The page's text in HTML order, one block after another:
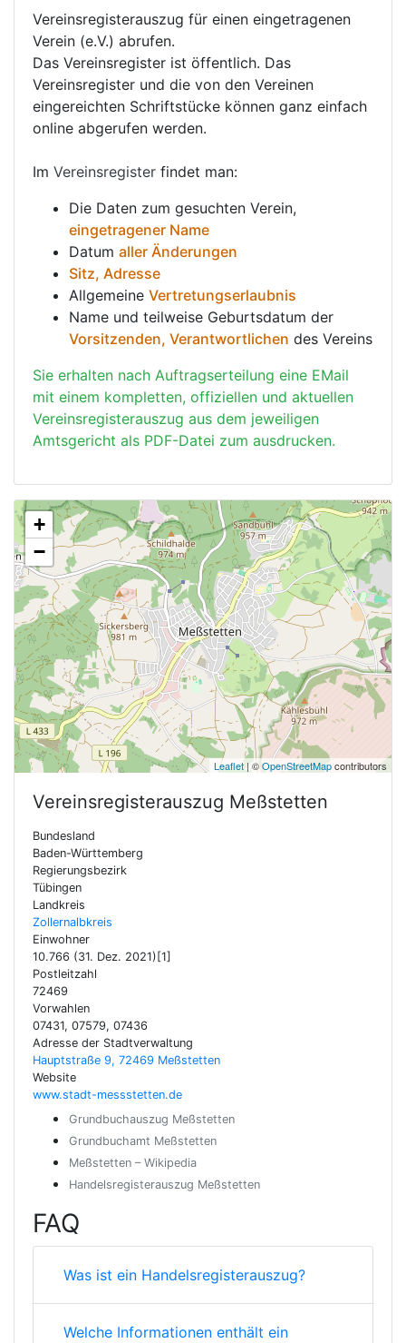
Vereinsregisterauszug für einen eingetragenen
Verein (e.V.) abrufen.
Das Vereinsregister ist öffentlich. Das
Vereinsregister und die von den Vereinen
eingereichten Schriftstücke können ganz einfach
online abgerufen werden.
Im Vereinsregister findet man:
Die Daten zum gesuchten Verein,
eingetragener Name
Datum aller Änderungen
Sitz, Adresse
Allgemeine Vertretungserlaubnis
Name und teilweise Geburtsdatum der
Vorsitzenden, Verantwortlichen des Vereins
Sie erhalten nach Auftragserteilung eine EMail
mit einem kompletten, offiziellen und aktuellen
Vereinsregisterauszug aus dem jeweiligen
Amtsgericht als PDF-Datei zum ausdrucken.
+
−
Leaflet | ©OpenStreetMapcontributors
Vereinsregisterauszug Meßstetten
Bundesland
Baden-Württemberg
Regierungsbezirk
Tübingen
Landkreis
Zollernalbkreis
Einwohner
10.766 (31. Dez. 2021)[1]
Postleitzahl
72469
Vorwahlen
07431, 07579, 07436
Adresse der Stadtverwaltung
Hauptstraße 9, 72469 Meßstetten
Website
www.stadt-messstetten.de
Grundbuchauszug Meßstetten
Grundbuchamt Meßstetten
Meßstetten – Wikipedia
Handelsregisterauszug Meßstetten
FAQ
Was ist ein Handelsregisterauszug?
Welche Informationen enthält ein